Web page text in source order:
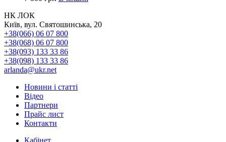
НК ЛОК
Київ, вул. Святошинська, 20
+38(066) 06 07 800
+38(068) 06 07 800
+38(093) 133 33 86
+38(098) 133 33 86
arlanda@ukr.net
Новини і статті
Відео
Партнери
Прайс лист
Контакти